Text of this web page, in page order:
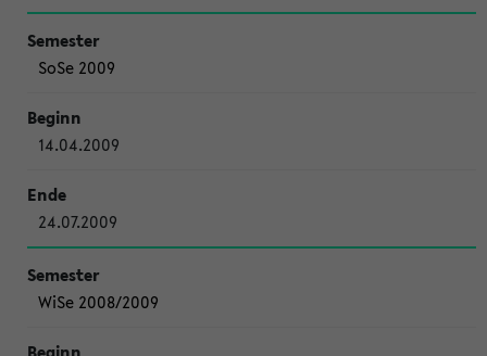
SoSe 2009
14.04.2009
24.07.2009
WiSe 2008/2009